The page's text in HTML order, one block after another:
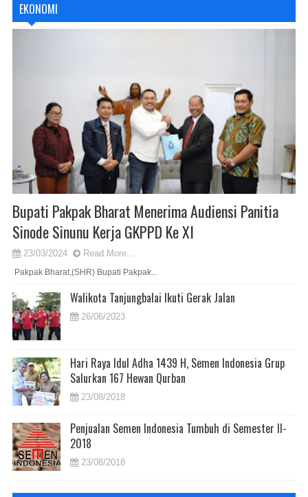
EKONOMI
Bupati Pakpak Bharat Menerima Audiensi Panitia
Sinode Sinunu Kerja GKPPD Ke XI
23/03/2024 Read More...
Pakpak Bharat,(SHR) Bupati Pakpak...
Walikota Tanjungbalai Ikuti Gerak Jalan
26/06/2023
Hari Raya Idul Adha 1439 H, Semen Indonesia Grup
Salurkan 167 Hewan Qurban
23/08/2018
Penjualan Semen Indonesia Tumbuh di Semester II-
2018
23/08/2018